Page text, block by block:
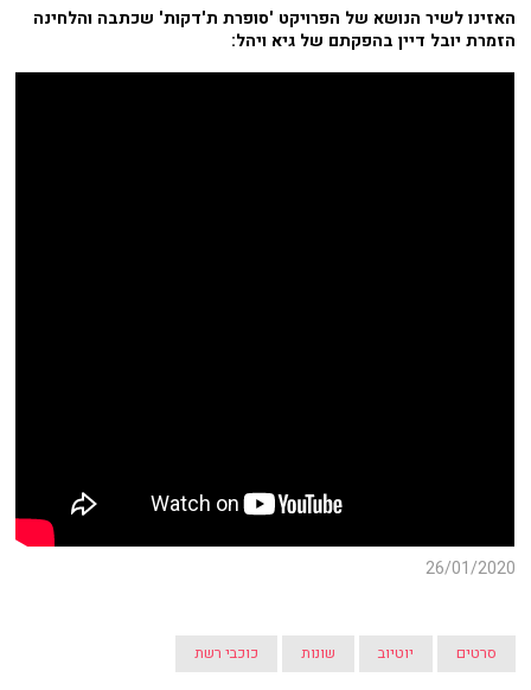
האזינו לשיר הנושא של הפרויקט 'סופרת ת'דקות' שכתבה והלחינה
הזמרת יובל דיין בהפקתם של גיא ויהל:
26/01/2020
סרטים יוטיוב שונות כוכבי רשת